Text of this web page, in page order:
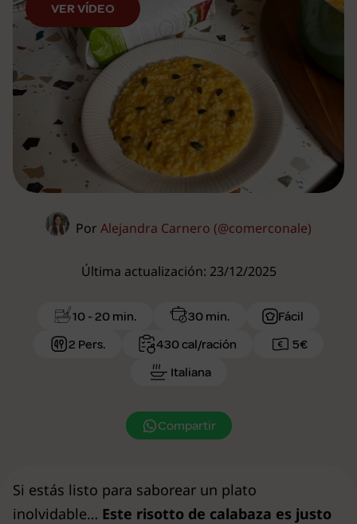
VER VÍDEO
Por Alejandra Carnero (@comerconale)
Última actualización: 23/12/2025
10 - 20 min. 30 min.
Fácil
2 Pers.
430 cal/ración
5€
Italiana
Compartir
Si estás listo para saborear un plato
inolvidable… Este risotto de calabaza es justo